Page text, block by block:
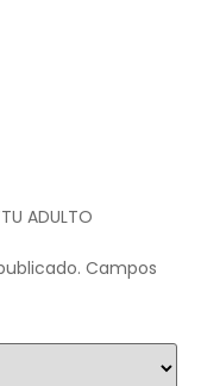
ADULTO
Campos